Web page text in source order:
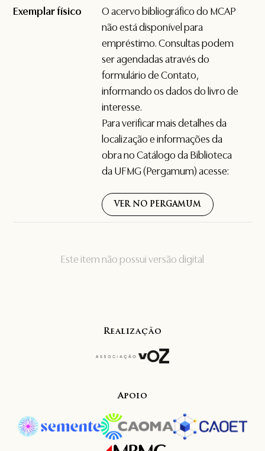
Este item não possui versão digital
Exemplar físico
O acervo bibliográfico do MCAP
não está disponível para
empréstimo. Consultas podem
ser agendadas através do
formulário deContato,
informando os dados do livro de
interesse.
Para verificar mais detalhes da
localização e informações da
obra no Catálogo da Biblioteca
da UFMG (Pergamum) acesse:
VER NO PERGAMUM
Realização
Apoio